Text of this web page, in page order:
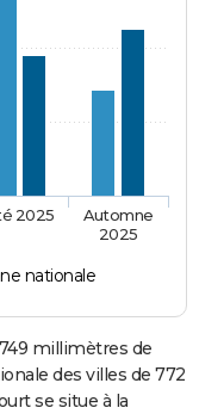
nationale
2025
Automne
2025
millimètres de
des villes de 772
se situe à la